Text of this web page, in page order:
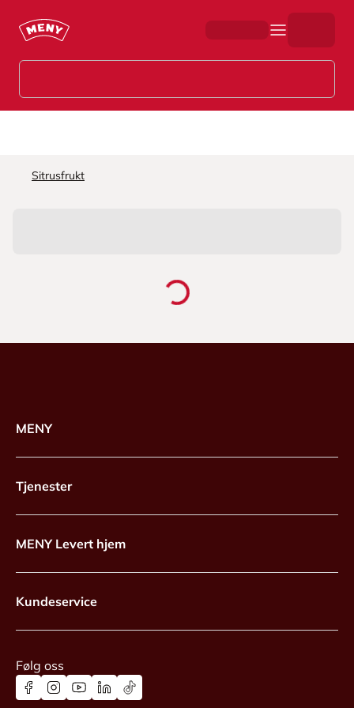
Sitrusfrukt
MENY
Tjenester
MENY Levert hjem
Kundeservice
Følg oss